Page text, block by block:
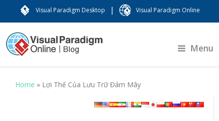
Visual Paradigm Desktop | Visual Paradigm Online
Menu
Home » Lợi Thế Của Lưu Trữ Đám Mây